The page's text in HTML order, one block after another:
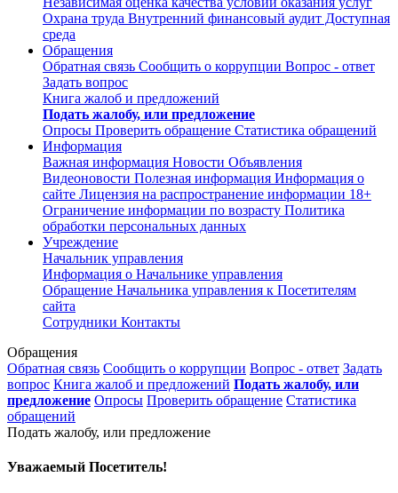
Охрана труда Внутренний финансовый аудит Доступная
среда
Обращения
Обратная связь Сообщить о коррупции Вопрос - ответ
Задать вопрос
Книга жалоб и предложений
Подать жалобу, или предложение
Опросы Проверить обращение Статистика обращений
Информация
Важная информация Новости Объявления
Видеоновости Полезная информация Информация о
сайте Лицензия на распространение информации 18+
Ограничение информации по возрасту Политика
обработки персональных данных
Учреждение
Начальник управления
Информация о Начальнике управления
Обращение Начальника управления к Посетителям
сайта
Сотрудники Контакты
Обращения
Обратная связь Сообщить о коррупции Вопрос - ответ Задать
вопрос Книга жалоб и предложений Подать жалобу, или
предложение Опросы Проверить обращение Статистика
обращений
Подать жалобу, или предложение
Уважаемый Посетитель!